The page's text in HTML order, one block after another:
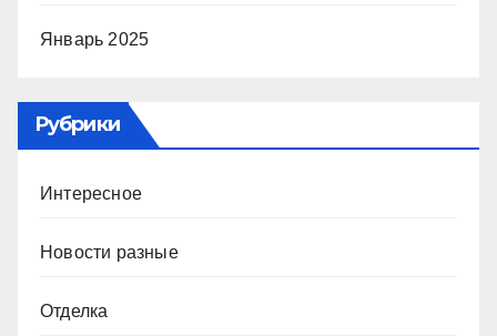
Январь 2025
Рубрики
Интересное
Новости разные
Отделка